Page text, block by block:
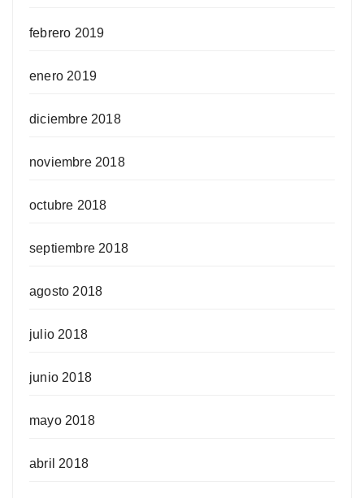
febrero 2019
enero 2019
diciembre 2018
noviembre 2018
octubre 2018
septiembre 2018
agosto 2018
julio 2018
junio 2018
mayo 2018
abril 2018